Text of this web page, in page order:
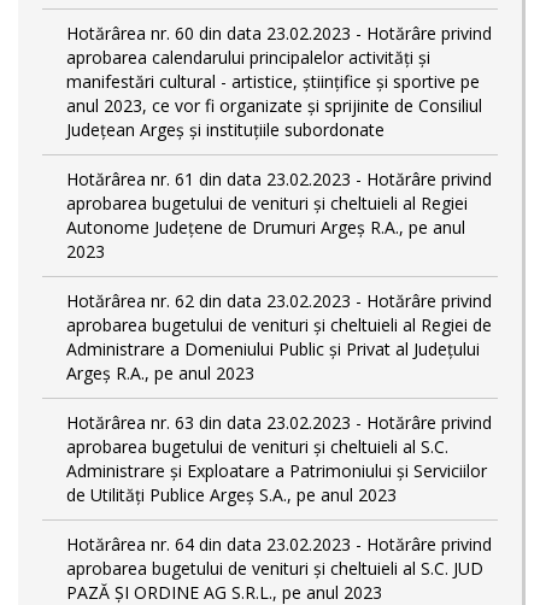
Hotărârea nr. 60 din data 23.02.2023 - Hotărâre privind
aprobarea calendarului principalelor activităţi şi
manifestări cultural - artistice, ştiinţifice şi sportive pe
anul 2023, ce vor fi organizate şi sprijinite de Consiliul
Judeţean Argeş şi instituţiile subordonate
Hotărârea nr. 61 din data 23.02.2023 - Hotărâre privind
aprobarea bugetului de venituri și cheltuieli al Regiei
Autonome Județene de Drumuri Argeș R.A., pe anul
2023
Hotărârea nr. 62 din data 23.02.2023 - Hotărâre privind
aprobarea bugetului de venituri și cheltuieli al Regiei de
Administrare a Domeniului Public și Privat al Județului
Argeș R.A., pe anul 2023
Hotărârea nr. 63 din data 23.02.2023 - Hotărâre privind
aprobarea bugetului de venituri și cheltuieli al S.C.
Administrare și Exploatare a Patrimoniului și Serviciilor
de Utilități Publice Argeș S.A., pe anul 2023
Hotărârea nr. 64 din data 23.02.2023 - Hotărâre privind
aprobarea bugetului de venituri și cheltuieli al S.C. JUD
PAZĂ ȘI ORDINE AG S.R.L., pe anul 2023